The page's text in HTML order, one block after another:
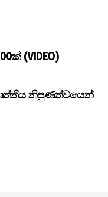
(VIDEO)
නිපුණත්වයෙන්